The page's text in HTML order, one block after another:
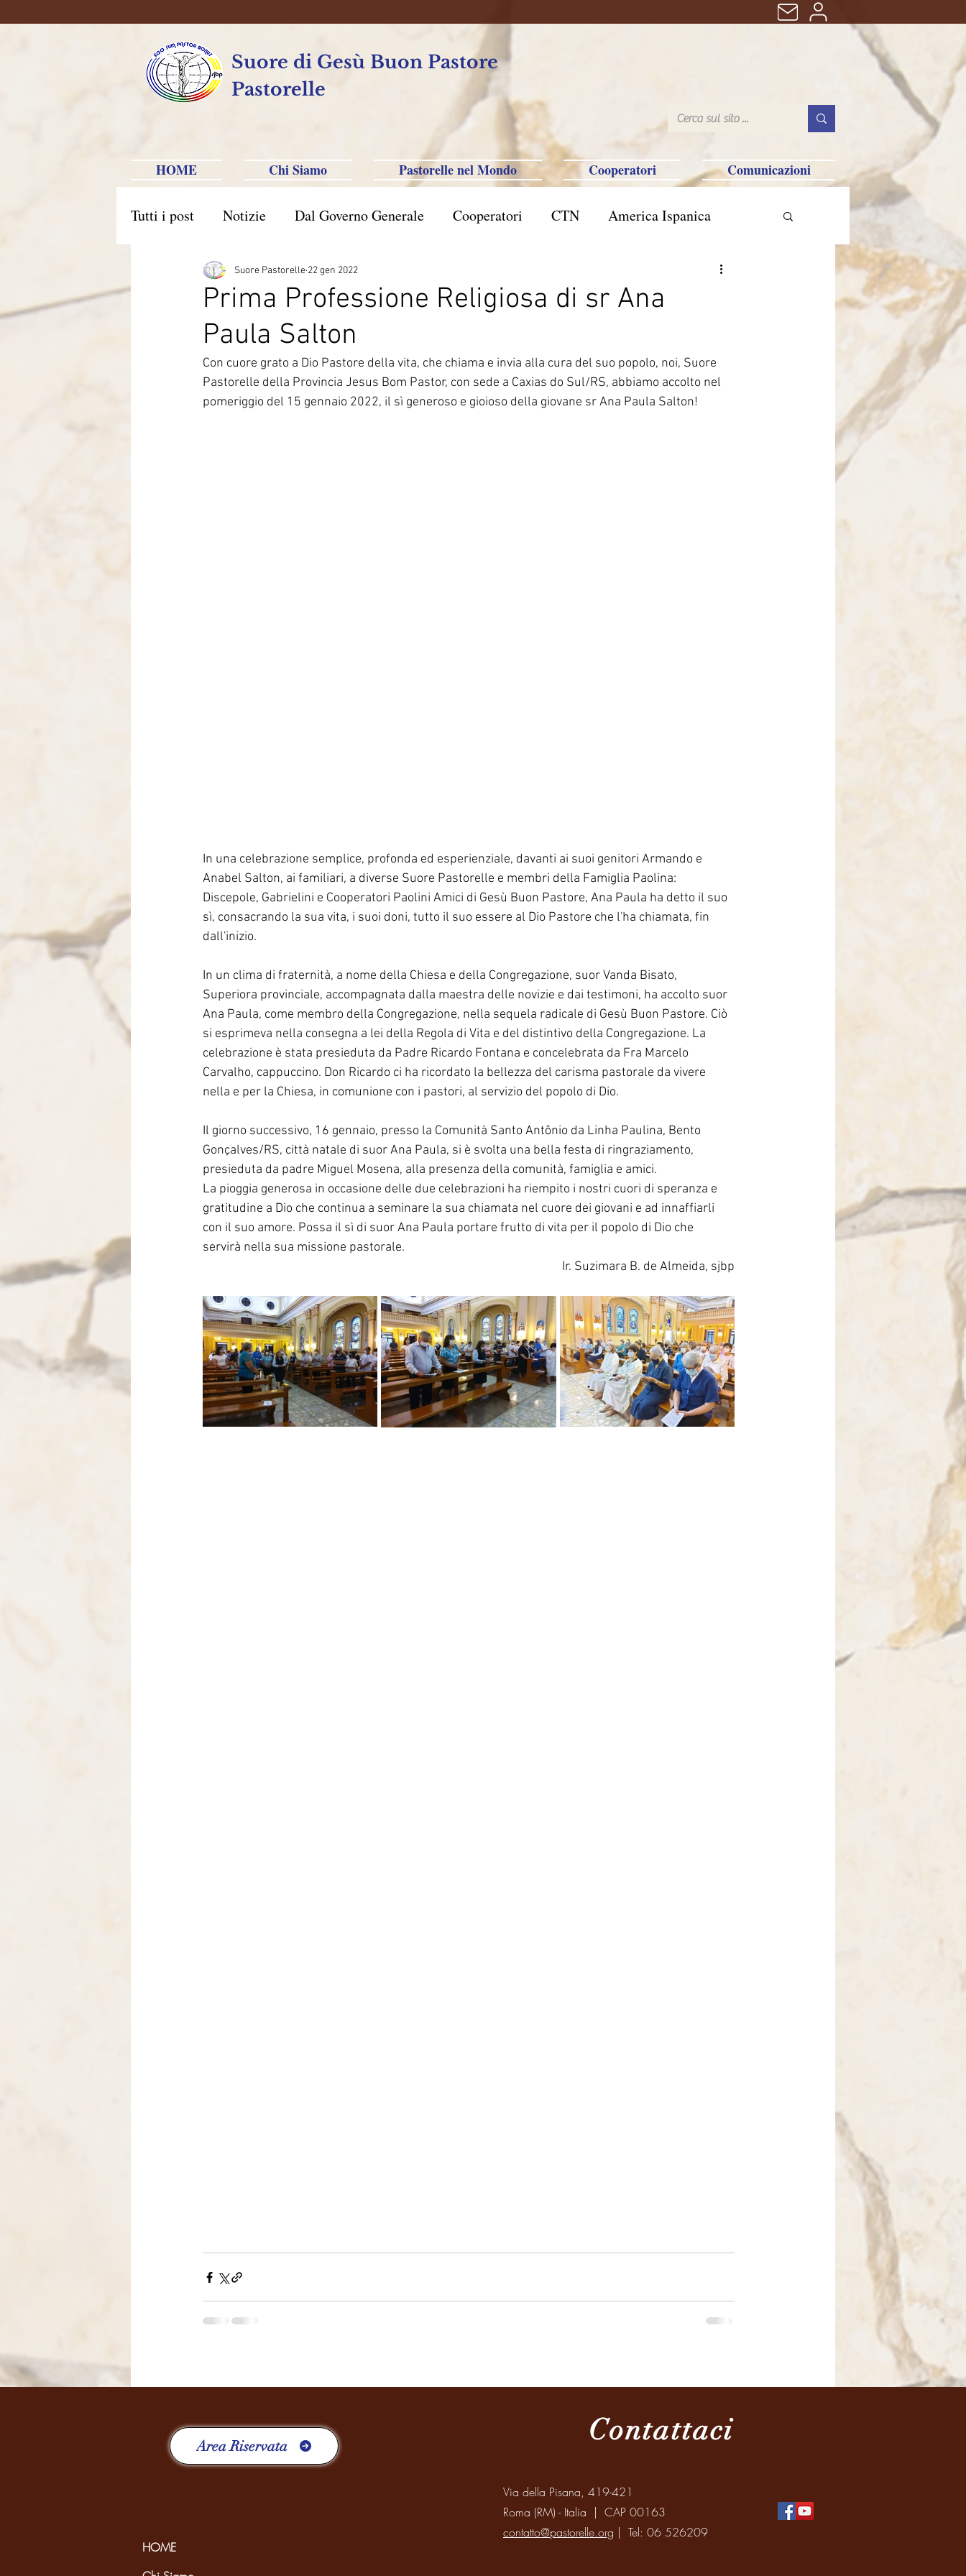
Suore di Gesù Buon Pastore
Pastorelle
HOME Chi Siamo Pastorelle nel Mondo Cooperatori Comunicazioni
Tutti i post Notizie Dal Governo Generale Cooperatori CTN America Ispanica
Brasile Caxias do Sul Brasile San Paolo
Italia-Albania-Mozambico Corea del Sud
Prima Professione Religiosa di sr Ana
Paula Salton
Suore Pastorelle 22 gen 2022
Con cuore grato a Dio Pastore della vita, che chiama e invia alla cura del suo popolo, noi, Suore
Pastorelle della Provincia Jesus Bom Pastor, con sede a Caxias do Sul/RS, abbiamo accolto nel
pomeriggio del 15 gennaio 2022, il sì generoso e gioioso della giovane sr Ana Paula Salton!
In una celebrazione semplice, profonda ed esperienziale, davanti ai suoi genitori Armando e
Anabel Salton, ai familiari, a diverse Suore Pastorelle e membri della Famiglia Paolina:
Discepole, Gabrielini e Cooperatori Paolini Amici di Gesù Buon Pastore, Ana Paula ha detto il suo
sì, consacrando la sua vita, i suoi doni, tutto il suo essere al Dio Pastore che l'ha chiamata, fin
dall'inizio.
In un clima di fraternità, a nome della Chiesa e della Congregazione, suor Vanda Bisato,
Superiora provinciale, accompagnata dalla maestra delle novizie e dai testimoni, ha accolto suor
Ana Paula, come membro della Congregazione, nella sequela radicale di Gesù Buon Pastore. Ciò
si esprimeva nella consegna a lei della Regola di Vita e del distintivo della Congregazione. La
celebrazione è stata presieduta da Padre Ricardo Fontana e concelebrata da Fra Marcelo
Carvalho, cappuccino. Don Ricardo ci ha ricordato la bellezza del carisma pastorale da vivere
nella e per la Chiesa, in comunione con i pastori, al servizio del popolo di Dio.
Il giorno successivo, 16 gennaio, presso la Comunità Santo Antônio da Linha Paulina, Bento
Gonçalves/RS, città natale di suor Ana Paula, si è svolta una bella festa di ringraziamento,
presieduta da padre Miguel Mosena, alla presenza della comunità, famiglia e amici.
La pioggia generosa in occasione delle due celebrazioni ha riempito i nostri cuori di speranza e
gratitudine a Dio che continua a seminare la sua chiamata nel cuore dei giovani e ad innaffiarli
con il suo amore. Possa il sì di suor Ana Paula portare frutto di vita per il popolo di Dio che
servirà nella sua missione pastorale.
Ir. Suzimara B. de Almeida, sjbp
Area Riservata
HOME
Contattaci
Via della Pisana, 419-421
Roma (RM) - Italia | CAP 00163
contatto@pastorelle.org | Tel: 06 526209